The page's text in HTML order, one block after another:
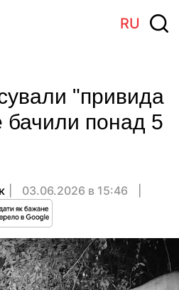
RU
"привида
бачили понад 5
03.06.2026 в 15:46